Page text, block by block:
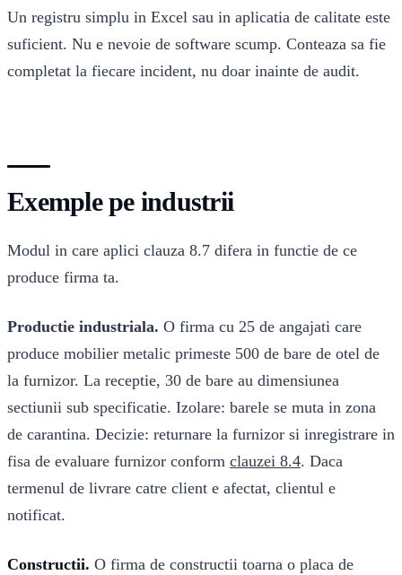
Un registru simplu in Excel sau in aplicatia de calitate este
suficient. Nu e nevoie de software scump. Conteaza sa fie
completat la fiecare incident, nu doar inainte de audit.
Exemple pe industrii
Modul in care aplici clauza 8.7 difera in functie de ce
produce firma ta.
Productie industriala. O firma cu 25 de angajati care
produce mobilier metalic primeste 500 de bare de otel de
la furnizor. La receptie, 30 de bare au dimensiunea
sectiunii sub specificatie. Izolare: barele se muta in zona
de carantina. Decizie: returnare la furnizor si inregistrare in
fisa de evaluare furnizor conform clauzei 8.4. Daca
termenul de livrare catre client e afectat, clientul e
notificat.
Constructii. O firma de constructii toarna o placa de